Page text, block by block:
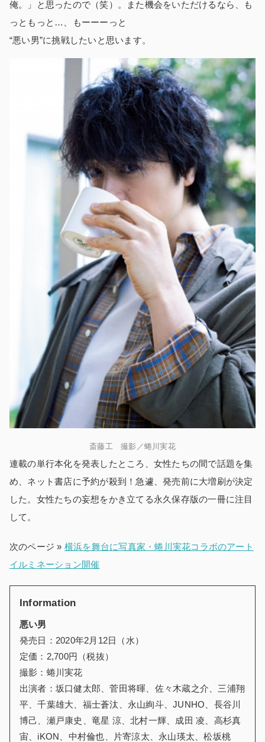
俺。」と思ったので（笑）。また機会をいただけるなら、も
っともっと…、もーーーっと
“悪い男”に挑戦したいと思います。
斎藤工 撮影／蜷川実花
連載の単行本化を発表したところ、女性たちの間で話題を集
め、ネット書店に予約が殺到！急遽、発売前に大増刷が決定
した。女性たちの妄想をかき立てる永久保存版の一冊に注目
して。
次のページ » 横浜を舞台に写真家・蜷川実花コラボのアート
イルミネーション開催
Information
悪い男
発売日：2020年2月12日（水）
定価：2,700円（税抜）
撮影：蜷川実花
出演者：坂口健太郎、菅田将暉、佐々木蔵之介、三浦翔
平、千葉雄大、福士蒼汰、永山絢斗、JUNHO、長谷川
博己、瀬戸康史、竜星 涼、北村一輝、成田 凌、高杉真
宙、iKON、中村倫也、片寄涼太、永山瑛太、松坂桃